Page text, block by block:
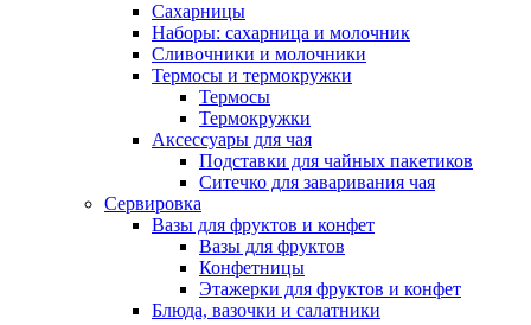
Сахарницы
Наборы: сахарница и молочник
Сливочники и молочники
Термосы и термокружки
Термосы
Термокружки
Аксессуары для чая
Подставки для чайных пакетиков
Ситечко для заваривания чая
Сервировка
Вазы для фруктов и конфет
Вазы для фруктов
Конфетницы
Этажерки для фруктов и конфет
Блюда, вазочки и салатники